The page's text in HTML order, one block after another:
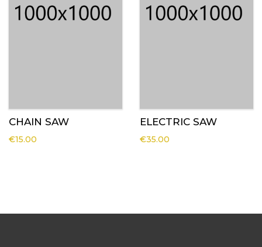
CHAIN SAW
€15.00
ELECTRIC SAW
€35.00